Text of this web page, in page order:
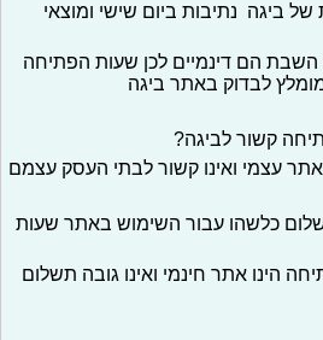
ביגה נתיבות ביום שישי ומוצאי
השבת הם דינמיים לכן שעות הפתיחה
מומלץ לבדוק באתר ביגה
קשור לביגה?
עצמי ואינו קשור לבתי העסק עצמם
כלשהו עבור השימוש באתר שעות
הינו אתר חינמי ואינו גובה תשלום